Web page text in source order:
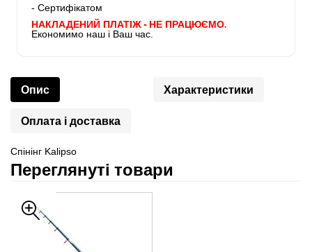
- Сертифікатом
НАКЛАДЕНИЙ ПЛАТІЖ - НЕ ПРАЦЮЄМО.
Економимо наш і Ваш час.
Опис Характеристики
Оплата і доставка
Спінінг Kalipso
Переглянуті товари